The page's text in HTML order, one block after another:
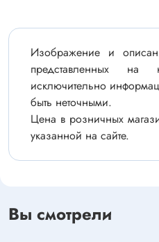
Изображение и
представленных
исключительно
быть неточными.
Цена в розничных
указанной на сайте.
Вы смотрели